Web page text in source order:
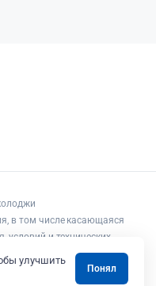
в том числе касающаяся
условий и технических
стоимости товаров и
при каких условиях не
улучшить
Понял